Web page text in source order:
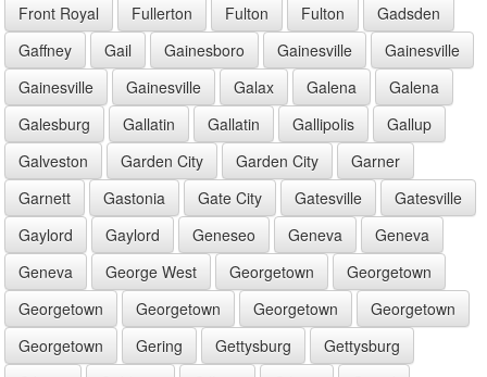
Front Royal
Fullerton Fulton Fulton
Gadsden
Gaffney
Gail Gainesboro Gainesville
Gainesville
Gainesville
Gainesville Galax Galena
Galena
Galesburg
Gallatin Gallatin Gallipolis
Gallup
Galveston
Garden City Garden City
Garner
Garnett
Gastonia Gate City Gatesville
Gatesville
Gaylord
Gaylord Geneseo Geneva
Geneva
Geneva
George West Georgetown
Georgetown
Georgetown
Georgetown Georgetown
Georgetown
Georgetown
Gering Gettysburg
Gettysburg